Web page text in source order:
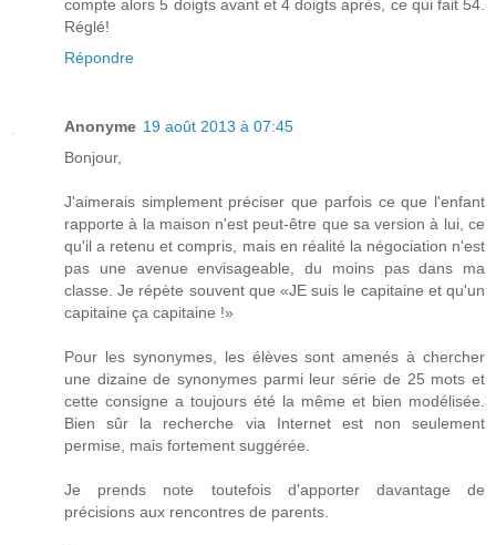
compte alors 5 doigts avant et 4 doigts après, ce qui fait 54.
Réglé!
Répondre
Anonyme 19 août 2013 à 07:45
Bonjour,
J'aimerais simplement préciser que parfois ce que l'enfant
rapporte à la maison n'est peut-être que sa version à lui, ce
qu'il a retenu et compris, mais en réalité la négociation n'est
pas une avenue envisageable, du moins pas dans ma
classe. Je répète souvent que «JE suis le capitaine et qu'un
capitaine ça capitaine !»
Pour les synonymes, les élèves sont amenés à chercher
une dizaine de synonymes parmi leur série de 25 mots et
cette consigne a toujours été la même et bien modélisée.
Bien sûr la recherche via Internet est non seulement
permise, mais fortement suggérée.
Je prends note toutefois d'apporter davantage de
précisions aux rencontres de parents.